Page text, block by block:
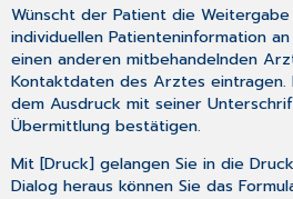
Wünscht der Patient die
individuellen Patienteninformation
einen anderen mitbehandelnden
Kontaktdaten des Arztes eintragen.
dem Ausdruck mit seiner
Übermittlung bestätigen.
Mit [Druck] gelangen Sie in die
Dialog heraus können Sie das